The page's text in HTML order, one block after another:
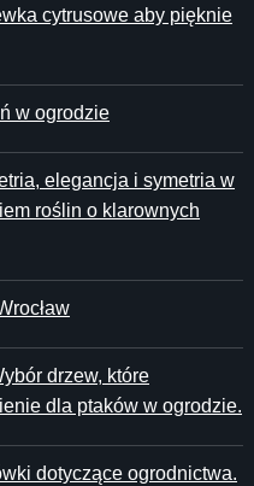
cytrusowe aby pięknie
w ogrodzie
elegancja i symetria w
roślin o klarownych
drzew, które
dla ptaków w ogrodzie.
dotyczące ogrodnictwa.